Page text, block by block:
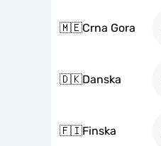
🇲🇪Crna Gora
🇩🇰Danska
🇫🇮Finska